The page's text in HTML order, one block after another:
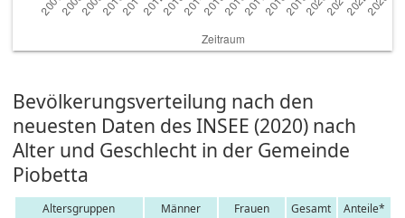
Bevölkerungsverteilung nach den
neuesten Daten des INSEE (2020) nach
Alter und Geschlecht in der Gemeinde
Piobetta
Altersgruppen Männer Frauen Gesamt
Anteile*